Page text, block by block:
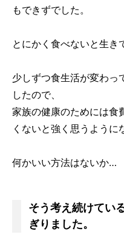
もできずでした。
とにかく食べないと生き
少しずつ食生活が変わっ
したので、
家族の健康のためには食
くないと強く思うように
何かいい方法はないか…
そう考え続けてい
ぎりました。